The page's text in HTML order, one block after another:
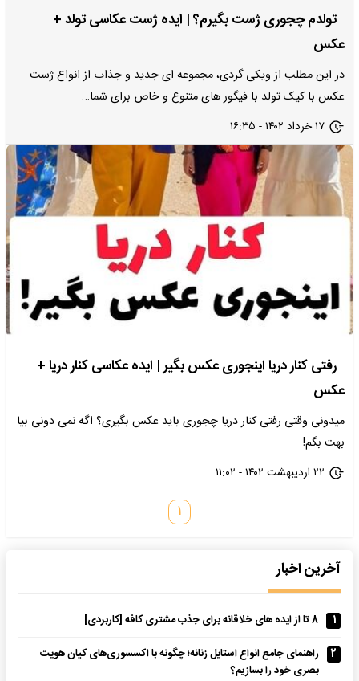
تولدم چجوری ژست بگیرم؟ | ایده ژست عکاسی تولد +
عکس
در این مطلب از ویکی گردی، مجموعه ای جدید و جذاب از انواع ژست
عکس با کیک تولد با فیگور های متنوع و خاص برای شما…
۱۷ خرداد ۱۴۰۲ - ۱۶:۳۵
رفتی کنار دریا اینجوری عکس بگیر | ایده عکاسی کنار دریا +
عکس
میدونی وقتی رفتی کنار دریا چجوری باید عکس بگیری؟ اگه نمی دونی بیا
بهت بگم!
۲۲ اردیبهشت ۱۴۰۲ - ۱۱:۰۲
۱
آخرین اخبار
1
8 تا از ایده های خلاقانه برای جذب مشتری کافه [کاربردی]
2
راهنمای جامع انواع استایل زنانه؛ چگونه با اکسسوری‌های کیان هویت
بصری خود را بسازیم؟